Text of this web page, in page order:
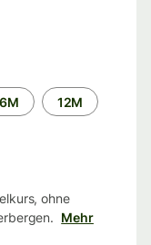
6M 12M
ohne
Mehr